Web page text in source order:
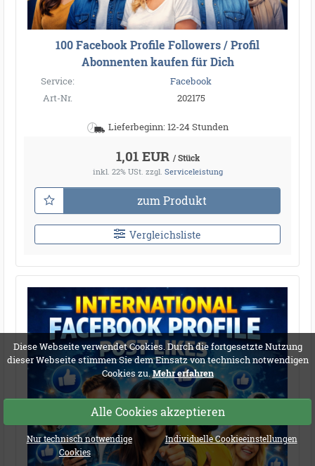
Diese Webseite verwendet Cookies. Durch die fortgesetzte Nutzung
dieser Webseite stimmen Sie dem Einsatz von technisch notwendigen
Cookies zu.Mehr erfahren
Alle Cookies akzeptieren
Nur technisch notwendige
Cookies
Individuelle Cookieeinstellungen
100 Facebook Profile Followers / Profil
Abonnenten kaufen für Dich
Service:
Facebook
Art-Nr.
202175
Lieferbeginn: 12-24 Stunden
1,01 EUR / Stück
inkl. 22% USt. zzgl. Serviceleistung
zum Produkt
Vergleichsliste